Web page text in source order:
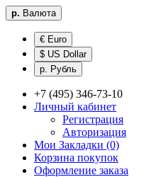
р. Валюта
€ Euro
$ US Dollar
р. Рубль
+7 (495) 346-73-10
Личный кабинет
Регистрация
Авторизация
Мои Закладки (0)
Корзина покупок
Оформление заказа